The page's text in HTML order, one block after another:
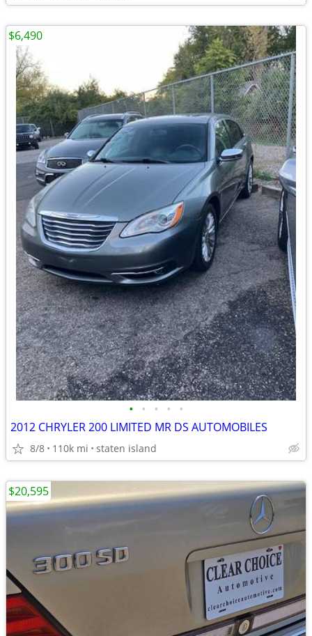
• • • • •
2012 CHRYLER 200 LIMITED MR DS AUTOMOBILES
8/8 110k mi staten island
$6,490
$20,595